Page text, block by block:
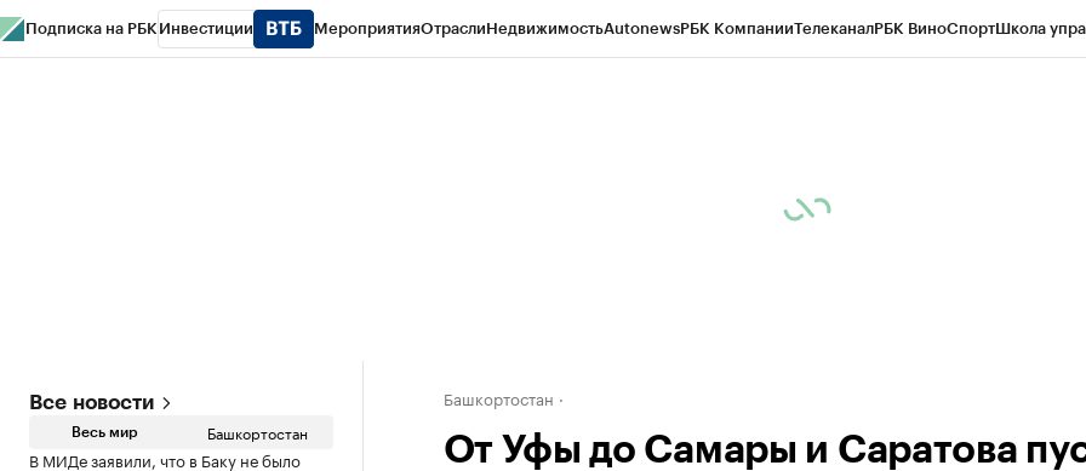
Подписка на РБК Инвестиции МероприятияОтраслиНедвижимостьAutonewsРБК КомпанииТелеканалРБК ВиноСпортШкола
Все новости
Весь мир Башкортостан
В МИДе заявили, что в Баку не было
Башкортостан
От Уфы до Самары и Саратова